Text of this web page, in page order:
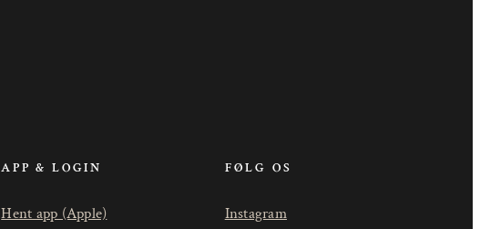
APP & LOGIN
Hent app (Apple)
FØLG OS
Instagram